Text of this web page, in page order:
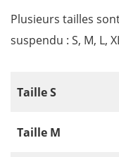
Plusieurs tailles
suspendu : S, M, L,
Taille S
Taille M